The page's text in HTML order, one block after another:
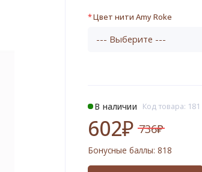
В наличии Код товара: 181
602₽ 736₽
Бонусные баллы: 818
Цвет нити Amy Roke